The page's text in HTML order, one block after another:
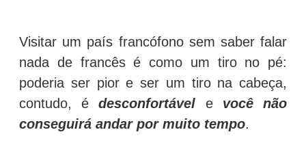
Visitar um país francófono sem saber falar
nada de francês é como um tiro no pé:
poderia ser pior e ser um tiro na cabeça,
contudo, édesconfortável e você não
conseguirá andar por muito tempo.